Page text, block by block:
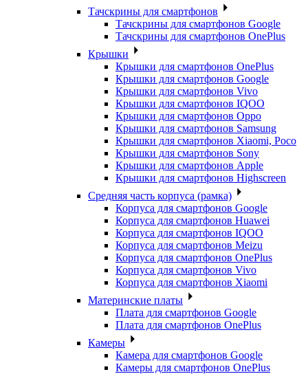
Тачскрины для смартфонов
Тачскрины для смартфонов Google
Тачскрины для смартфонов OnePlus
Крышки
Крышки для смартфонов OnePlus
Крышки для смартфонов Google
Крышки для смартфонов Vivo
Крышки для смартфонов IQOO
Крышки для смартфонов Oppo
Крышки для смартфонов Samsung
Крышки для смартфонов Xiaomi, Poco
Крышки для смартфонов Sony
Крышки для смартфонов Apple
Крышки для смартфонов Highscreen
Средняя часть корпуса (рамка)
Корпуса для смартфонов Google
Корпуса для смартфонов Huawei
Корпуса для смартфонов IQOO
Корпуса для смартфонов Meizu
Корпуса для смартфонов OnePlus
Корпуса для смартфонов Vivo
Корпуса для смартфонов Xiaomi
Материнские платы
Плата для смартфонов Google
Плата для смартфонов OnePlus
Камеры
Камера для смартфонов Google
Камеры для смартфонов OnePlus